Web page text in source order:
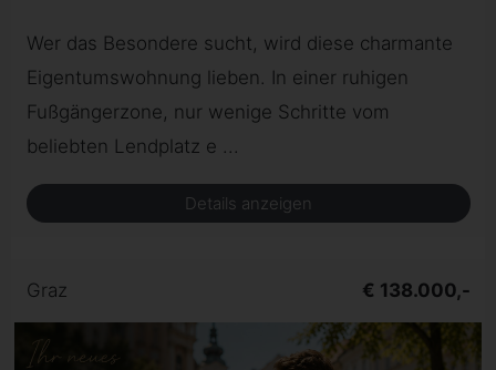
Wer das Besondere sucht, wird diese charmante
Eigentumswohnung lieben. In einer ruhigen
Fußgängerzone, nur wenige Schritte vom
beliebten Lendplatz e ...
Details anzeigen
Graz € 138.000,-